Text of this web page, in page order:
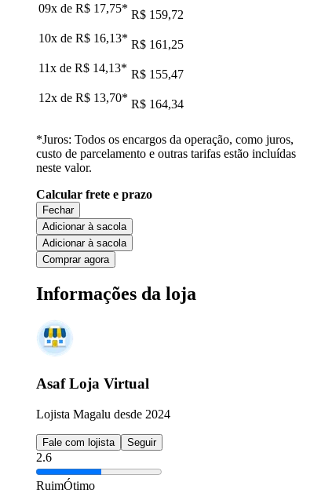
09x de R$ 17,75* R$ 159,72
10x de R$ 16,13* R$ 161,25
11x de R$ 14,13* R$ 155,47
12x de R$ 13,70* R$ 164,34
*Juros: Todos os encargos da operação, como juros,
custo de parcelamento e outras tarifas estão incluídas
neste valor.
Calcular frete e prazo
Fechar
Adicionar à sacola
Adicionar à sacola
Comprar agora
Informações da loja
Asaf Loja Virtual
Lojista Magalu desde 2024
Fale com lojista Seguir
2.6
RuimÓtimo